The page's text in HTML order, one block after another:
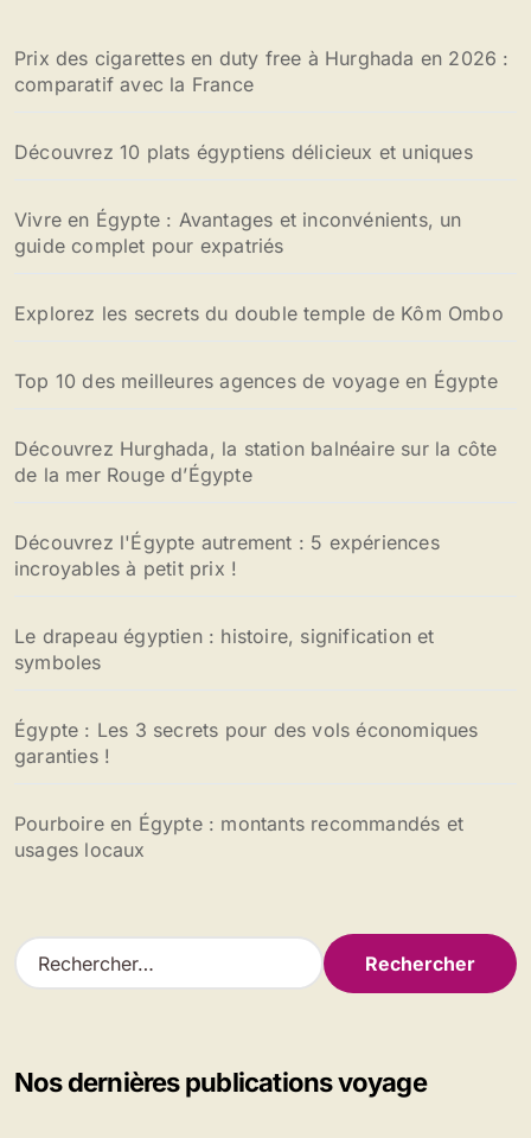
Prix des cigarettes en duty free à Hurghada en 2026 :
comparatif avec la France
Découvrez 10 plats égyptiens délicieux et uniques
Vivre en Égypte : Avantages et inconvénients, un
guide complet pour expatriés
Explorez les secrets du double temple de Kôm Ombo
Top 10 des meilleures agences de voyage en Égypte
Découvrez Hurghada, la station balnéaire sur la côte
de la mer Rouge d’Égypte
Découvrez l'Égypte autrement : 5 expériences
incroyables à petit prix !
Le drapeau égyptien : histoire, signification et
symboles
Égypte : Les 3 secrets pour des vols économiques
garanties !
Pourboire en Égypte : montants recommandés et
usages locaux
R
e
rNos dernières publications voyage